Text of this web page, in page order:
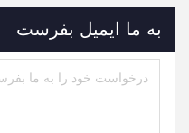
به ما ایمیل بفرست